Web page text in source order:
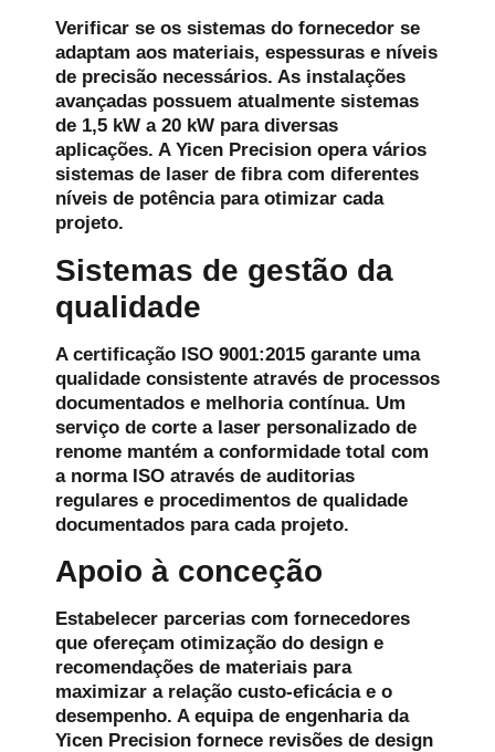
Verificar se os sistemas do fornecedor se
adaptam aos materiais, espessuras e níveis
de precisão necessários. As instalações
avançadas possuem atualmente sistemas
de 1,5 kW a 20 kW para diversas
aplicações. A Yicen Precision opera vários
sistemas de laser de fibra com diferentes
níveis de potência para otimizar cada
projeto.
Sistemas de gestão da
qualidade
A certificação ISO 9001:2015 garante uma
qualidade consistente através de processos
documentados e melhoria contínua. Um
serviço de corte a laser personalizado de
renome mantém a conformidade total com
a norma ISO através de auditorias
regulares e procedimentos de qualidade
documentados para cada projeto.
Apoio à conceção
Estabelecer parcerias com fornecedores
que ofereçam otimização do design e
recomendações de materiais para
maximizar a relação custo-eficácia e o
desempenho. A equipa de engenharia da
Yicen Precision fornece revisões de design